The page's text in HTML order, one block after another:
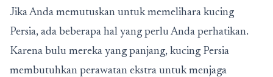
Jika Anda memutuskan untuk memelihara kucing
Persia, ada beberapa hal yang perlu Anda perhatikan.
Karena bulu mereka yang panjang, kucing Persia
membutuhkan perawatan ekstra untuk menjaga